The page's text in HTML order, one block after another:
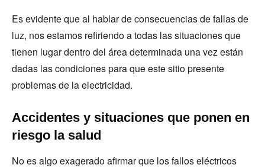
Es evidente que al hablar de consecuencias de fallas de
luz, nos estamos refiriendo a todas las situaciones que
tienen lugar dentro del área determinada una vez están
dadas las condiciones para que este sitio presente
problemas de la electricidad.
Accidentes y situaciones que ponen en
riesgo la salud
No es algo exagerado afirmar que los fallos eléctricos